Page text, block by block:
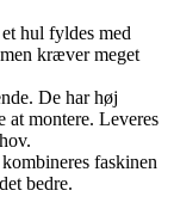
hul fyldes med
kræver meget
De har høj
at montere. Leveres
faskinen
bedre.